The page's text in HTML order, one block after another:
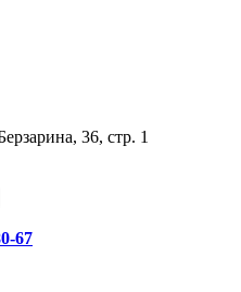
36, стр. 1
67